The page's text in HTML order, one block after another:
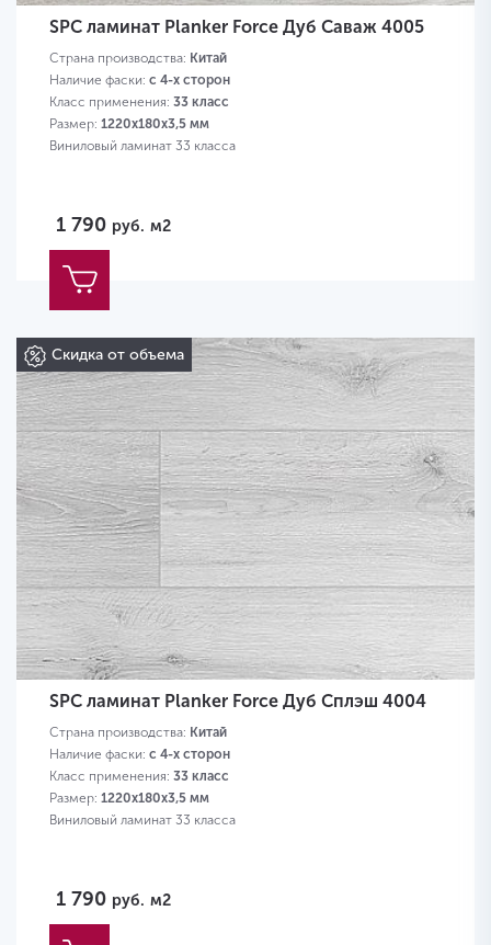
SPC ламинат Planker Force Дуб Саваж 4005
Страна производства: Китай
Наличие фаски: с 4-х сторон
Класс применения: 33 класс
Размер: 1220х180х3,5 мм
Виниловый ламинат 33 класса
1 790 руб. м2
Скидка от объема
SPC ламинат Planker Force Дуб Сплэш 4004
Страна производства: Китай
Наличие фаски: с 4-х сторон
Класс применения: 33 класс
Размер: 1220х180х3,5 мм
Виниловый ламинат 33 класса
1 790 руб. м2